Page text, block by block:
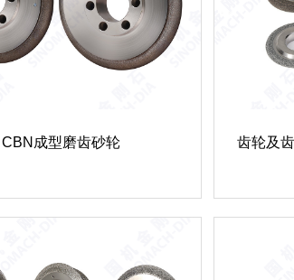
CBN成型磨齿砂轮
齿轮及